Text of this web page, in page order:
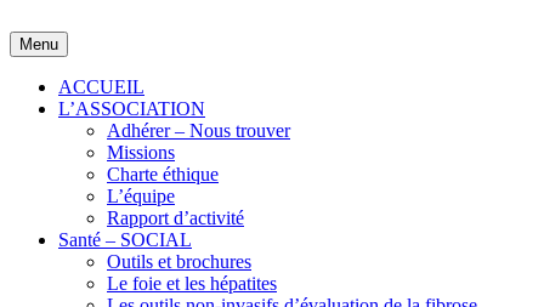
to
content
Menu
ACCUEIL
L’ASSOCIATION
Adhérer – Nous trouver
Missions
Charte éthique
L’équipe
Rapport d’activité
Santé – SOCIAL
Outils et brochures
Le foie et les hépatites